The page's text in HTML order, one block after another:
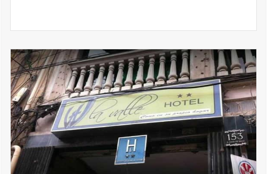
Barandillas protectoras para bebés
Zona de juegos interior
Libros, DVD, música para niños
Juegos de mesa / puzles
Servicios de limpieza
Servicio diario de camarera de pisos
Plancha para pantalones De pago
Limpiabotas De pago
Servicio de planchado De pago